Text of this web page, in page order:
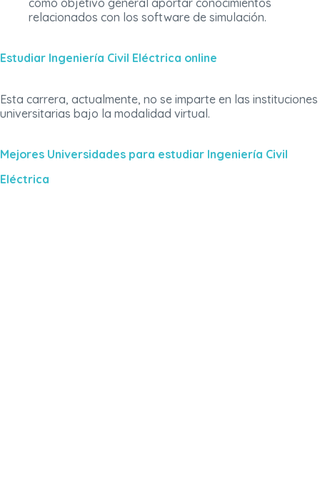
como objetivo general aportar conocimientos
relacionados con los software de simulación.
Estudiar Ingeniería Civil Eléctrica online
Esta carrera, actualmente, no se imparte en las instituciones
universitarias bajo la modalidad virtual.
Mejores Universidades para estudiar Ingeniería Civil
Eléctrica